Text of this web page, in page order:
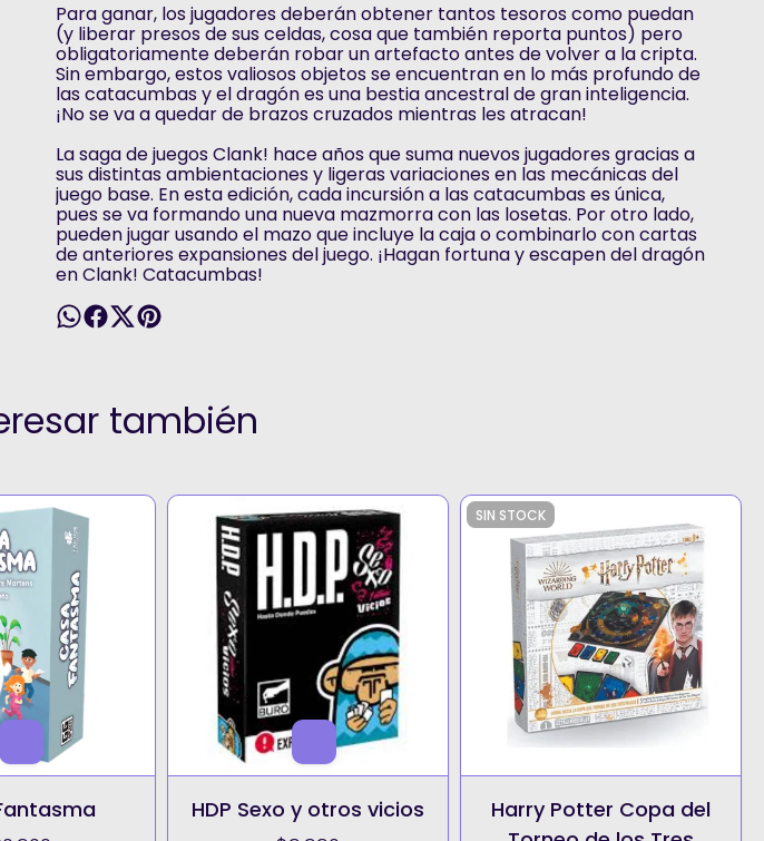
Para ganar, los jugadores deberán obtener tantos tesoros como puedan
(y liberar presos de sus celdas, cosa que también reporta puntos) pero
obligatoriamente deberán robar un artefacto antes de volver a la cripta.
Sin embargo, estos valiosos objetos se encuentran en lo más profundo de
las catacumbas y el dragón es una bestia ancestral de gran inteligencia.
¡No se va a quedar de brazos cruzados mientras les atracan!
La saga de juegos Clank! hace años que suma nuevos jugadores gracias a
sus distintas ambientaciones y ligeras variaciones en las mecánicas del
juego base. En esta edición, cada incursión a las catacumbas es única,
pues se va formando una nueva mazmorra con las losetas. Por otro lado,
pueden jugar usando el mazo que incluye la caja o combinarlo con cartas
de anteriores expansiones del juego. ¡Hagan fortuna y escapen del dragón
en Clank! Catacumbas!
también
HDP Sexo y otros vicios
SIN STOCK
Harry Potter Copa del